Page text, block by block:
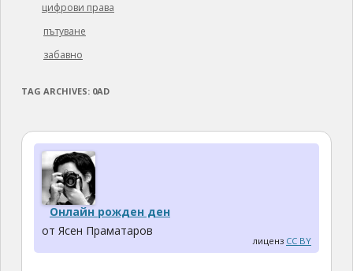
цифрови права
пътуване
забавно
TAG ARCHIVES: 0AD
Онлайн рожден ден
от Ясен Праматаров
лиценз CC BY